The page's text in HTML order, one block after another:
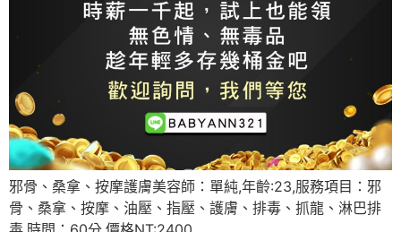
邪骨、桑拿、按摩護膚美容師：單純,年齡:23,服務項目：邪
骨、桑拿、按摩、油壓、指壓、護膚、排毒、抓龍、淋巴排